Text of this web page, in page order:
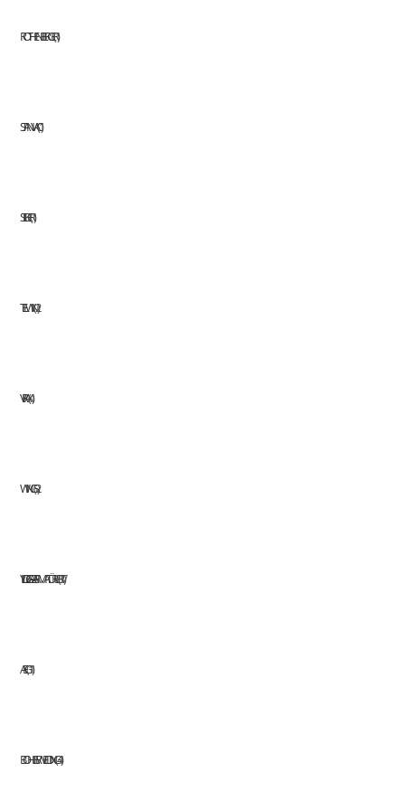
ROTHENBERGER1
STANVAC1
STILKER1
TELWIN2
VIRAX1
WINGS2
YILDIZ GAZ ARMATÜRLERI17
AEG11
BOHLER WELDING41